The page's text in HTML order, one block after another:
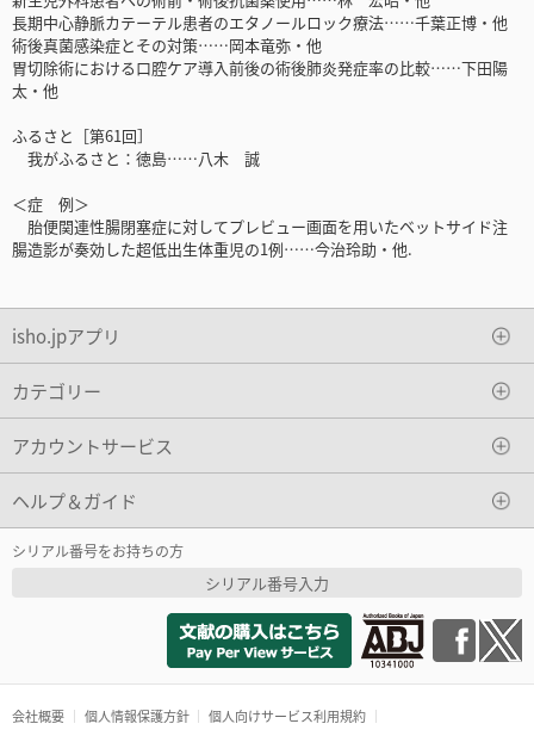
長期中心静脈カテーテル患者のエタノールロック療法……千葉正博・他
術後真菌感染症とその対策……岡本竜弥・他
胃切除術における口腔ケア導入前後の術後肺炎発症率の比較……下田陽
太・他
ふるさと［第61回］
我がふるさと：徳島……八木 誠
＜症 例＞
胎便関連性腸閉塞症に対してプレビュー画面を用いたベットサイド注
腸造影が奏効した超低出生体重児の1例……今治玲助・他.
isho.jpアプリ
カテゴリー
アカウントサービス
ヘルプ＆ガイド
シリアル番号をお持ちの方
シリアル番号入力
会社概要 個人情報保護方針 個人向けサービス利用規約